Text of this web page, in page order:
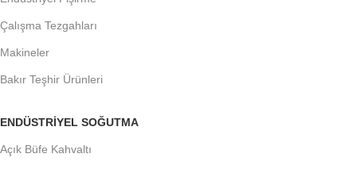
Çalışma Tezgahları
Makineler
Bakır Teşhir Ürünleri
ENDÜSTRIYEL SOĞUTMA
Açık Büfe Kahvaltı